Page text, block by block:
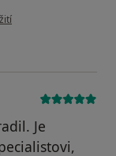
Váš účet byl
Je